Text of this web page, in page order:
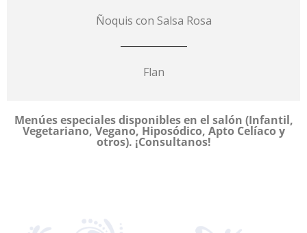
Ñoquis con Salsa Rosa
Flan
Menúes especiales disponibles en el salón (Infantil,
Vegetariano, Vegano, Hiposódico, Apto Celíaco y
otros). ¡Consultanos!